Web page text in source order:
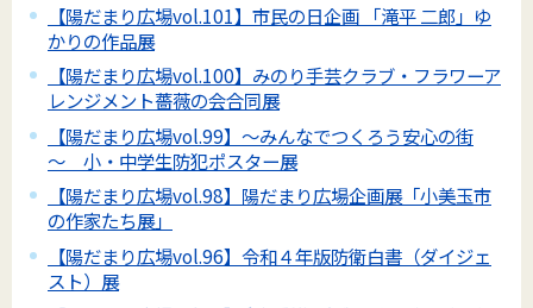
【陽だまり広場vol.101】市民の日企画 「滝平 二郎」ゆ
かりの作品展
【陽だまり広場vol.100】みのり手芸クラブ・フラワーア
レンジメント薔薇の会合同展
【陽だまり広場vol.99】～みんなでつくろう安心の街
～ 小・中学生防犯ポスター展
【陽だまり広場vol.98】陽だまり広場企画展「小美玉市
の作家たち展」
【陽だまり広場vol.96】令和４年版防衛白書（ダイジェ
スト）展